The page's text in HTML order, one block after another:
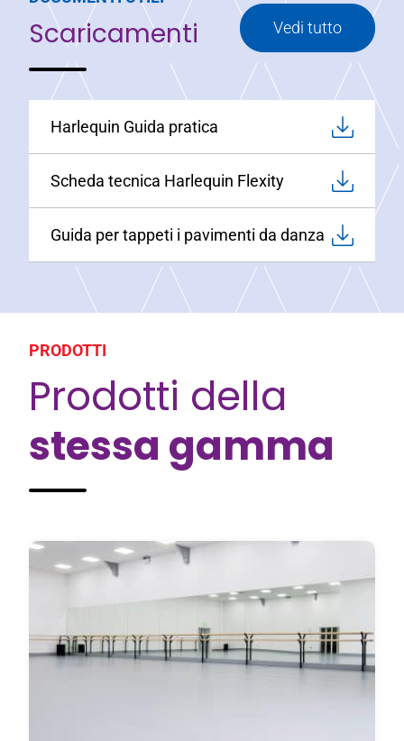
Scaricamenti Vedi tutto
Harlequin Guida pratica
Scheda tecnica Harlequin Flexity
Guida per tappeti i pavimenti da danza
PRODOTTI
Prodotti della
stessa gamma